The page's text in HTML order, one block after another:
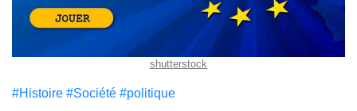
shutterstock
#Histoire #Société #politique